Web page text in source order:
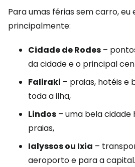
Para umas férias sem carro, eu
principalmente:
Cidade de Rodes –
da cidade e o principal
Faliraki – praias, hotéis e
toda a ilha,
Lindos – uma bela cidade
praias,
Ialyssos ou Ixia –
aeroporto e para a capital.